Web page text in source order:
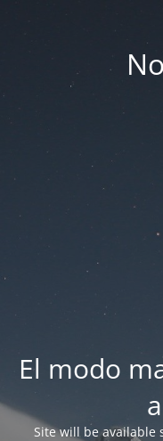
El modo
Site will be available